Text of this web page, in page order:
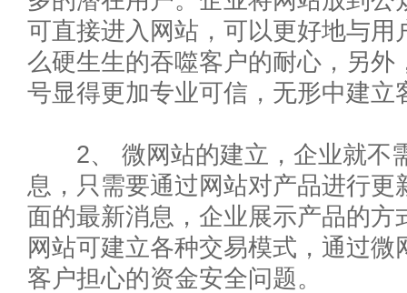
可直接进入网站，可以更好地与
么硬生生的吞噬客户的耐心，另
号显得更加专业可信，无形中建
2、 微网站的建立，企业就不
息，只需要通过网站对产品进行
面的最新消息，企业展示产品的
网站可建立各种交易模式，通过
客户担心的资金安全问题。